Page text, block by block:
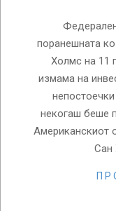
поранешната
Холмс на 11
измама на
некогаш беше
Американскиот
Сан